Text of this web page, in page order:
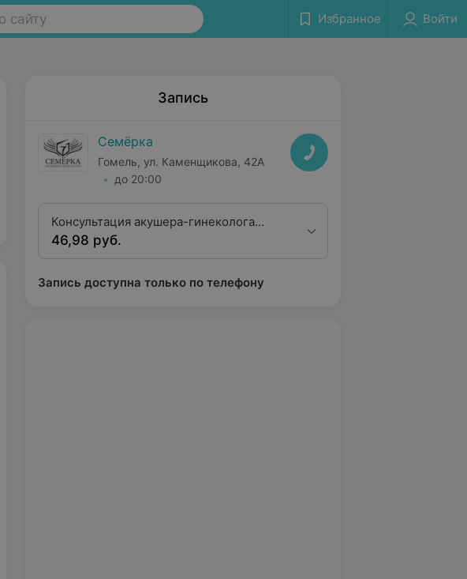
сайту Избранное Войти
Запись
Семёрка
Гомель, ул. Каменщикова, 42А
до 20:00
Консультация акушера-гинеколога
первой квалификационной категории
46,98 руб.
Запись доступна только по телефону